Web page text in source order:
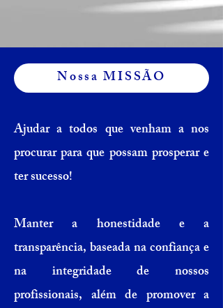
Nossa MISSÃO
Ajudar a todos que venham a nos
procurar para que possam prosperar e
ter sucesso!
Manter a honestidade e a
transparência, baseada na confiança e
na integridade de nossos
profissionais, além de promover a